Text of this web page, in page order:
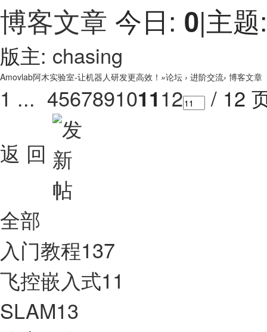
博客文章 今日: 0|主
版主: chasing
Amovlab阿木实验室-让机器人研发更高效！ »论坛 › 进阶交流› 博客文章
1 ... 456789101112
/ 12
返 回
全部
入门教程137
飞控嵌入式11
SLAM13